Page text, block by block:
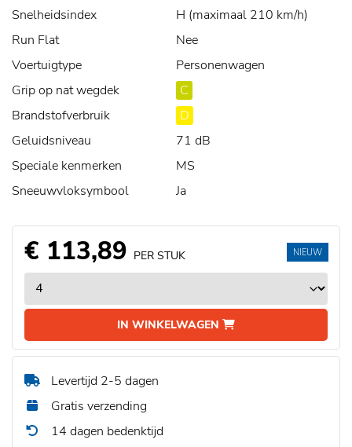
Snelheidsindex
H (maximaal 210 km/h)
Run Flat
Nee
Voertuigtype
Personenwagen
Grip op nat wegdek
C
Brandstofverbruik
D
Geluidsniveau
71 dB
Speciale kenmerken
MS
Sneeuwvloksymbool
Ja
€ 113,89 PER STUK
IN WINKELWAGEN
NIEUW
Levertijd 2-5 dagen
Gratis verzending
14 dagen bedenktijd